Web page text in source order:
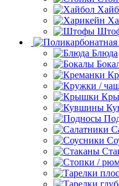
Блюда